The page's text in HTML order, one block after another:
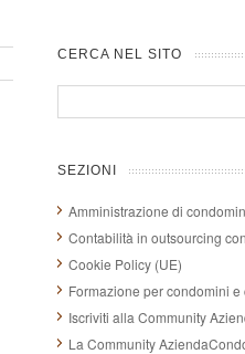
CERCA NEL SITO
SEZIONI
Amministrazione di
Contabilità in outsourcing
Cookie Policy (UE)
Formazione per condomini
Iscriviti alla Community
La Community